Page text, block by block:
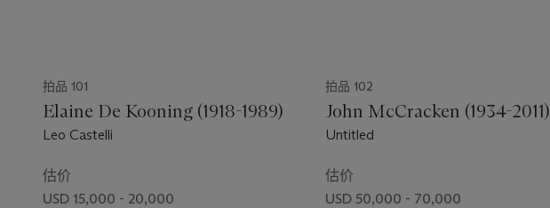
拍品 101
Elaine De Kooning (1918-1989)
Leo Castelli
估价
USD 15,000 - 20,000
拍品 102
John McCracken (1934-2011)
Untitled
估价
USD 50,000 - 70,000